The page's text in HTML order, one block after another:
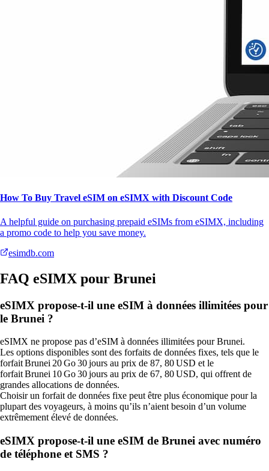
How To Buy Travel eSIM on eSIMX with Discount Code
A helpful guide on purchasing prepaid eSIMs from eSIMX, including
a promo code to help you save money.
esimdb.com
FAQ eSIMX pour Brunei
eSIMX propose-t-il une eSIM à données illimitées pour
le Brunei ?
eSIMX ne propose pas d’eSIM à données illimitées pour Brunei.
Les options disponibles sont des forfaits de données fixes, tels que le
forfait Brunei 20 Go 30 jours au prix de 87, 80 USD et le
forfait Brunei 10 Go 30 jours au prix de 67, 80 USD, qui offrent de
grandes allocations de données.
Choisir un forfait de données fixe peut être plus économique pour la
plupart des voyageurs, à moins qu’ils n’aient besoin d’un volume
extrêmement élevé de données.
eSIMX propose-t-il une eSIM de Brunei avec numéro
de téléphone et SMS ?